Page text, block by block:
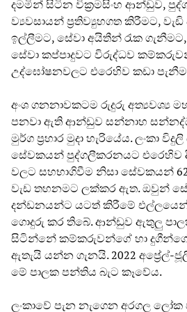
දමමින් සිටින වික්‍රමසිංහ ආන්ඩුව,
ව්‍යවසායන් ප්‍රතිව්‍යුහගත කිරීමට, වැඩි
ඉල්ලීමට, සේවා අයිතීන් රැක
සේවා කප්පාදුවට විරුද්ධව
උද්ඝෝෂනවලට එරෙහිව කඩා පැනීම
අංශ ගනනාවකටම රුදුරු අත්‍යවශ්‍ය
පනවා ඇති ආන්ඩුව සන්නාහ
මුර්ග ප්‍රහාර මුදා හැරියේය. ලංකා
සේවකයන් පුද්ගලීකරනයට
වලට සහභාගිවීම නිසා සේවකයන්
වැඩ තහනමට ලක්කර ඇත. ඔවුන්
දන්ඩනයන්ට යටත් කිරීමේ
ගොදුරු කර තිබේ. ආන්ඩුව ඇතුලු
සිටින්නේ කම්කරුවන්ගේ හා දුගීන්ගේ
ඇතැයි යන්න ගැනයි. 2022
මේ පාලක පන්තිය බැට කෑවේය.
ලංකාවේ පැන නැගෙන අරගල